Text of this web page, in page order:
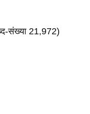
संख्या 21,972)